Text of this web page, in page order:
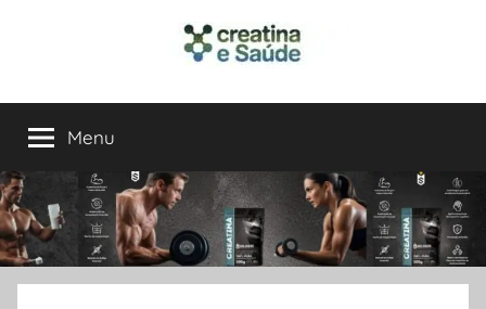
conteúdo
Creatina
e
Saúde
Saúde
em
um
Só
Lugar
Menu